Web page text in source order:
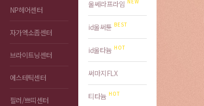
울쎄라프라임
id울써튠
id울타늄
써마지FLX
티타늄
NP헤어센터
자가엑소좀센터
브라이트닝센터
에스테틱센터
필러/쁘띠센터